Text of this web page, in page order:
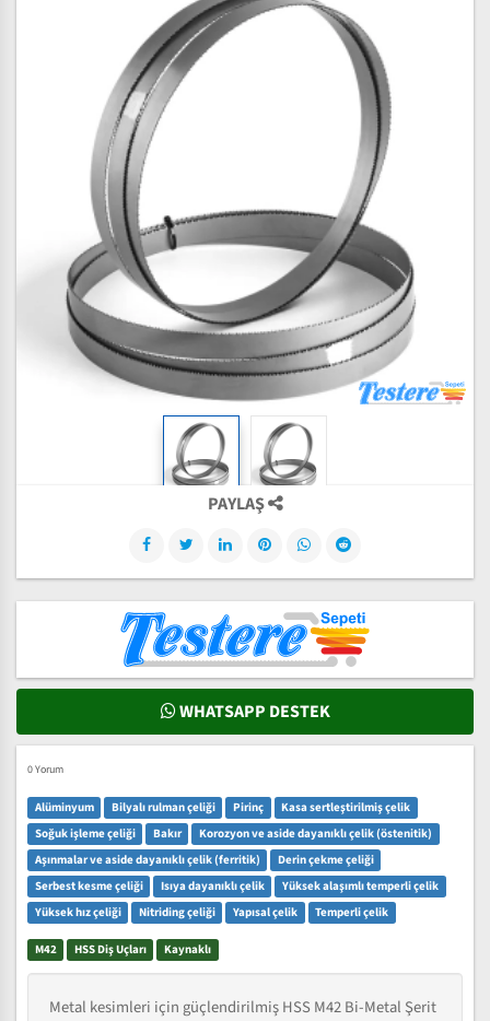
PAYLAŞ
WHATSAPP DESTEK
0 Yorum
Alüminyum Bilyalı rulman çeliği Pirinç
Kasa sertleştirilmiş çelik
Soğuk işleme çeliği
Bakır
Korozyon ve aside dayanıklı çelik (östenitik)
Aşınmalar ve aside dayanıklı çelik (ferritik)
Derin çekme çeliği
Serbest kesme çeliği
Isıya dayanıklı çelik
Yüksek alaşımlı temperli çelik
Yüksek hız çeliği
Nitriding çeliği Yapısal çelik Temperli çelik
M42 HSS Diş Uçları Kaynaklı
Metal kesimleri için güçlendirilmiş HSS M42 Bi-Metal Şerit